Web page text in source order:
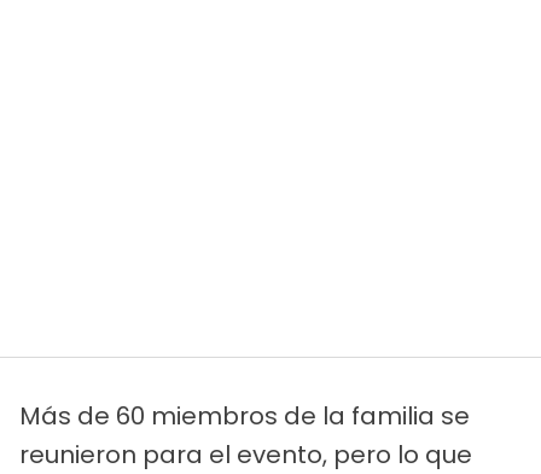
Más de 60 miembros de la familia se
reunieron para el evento, pero lo que